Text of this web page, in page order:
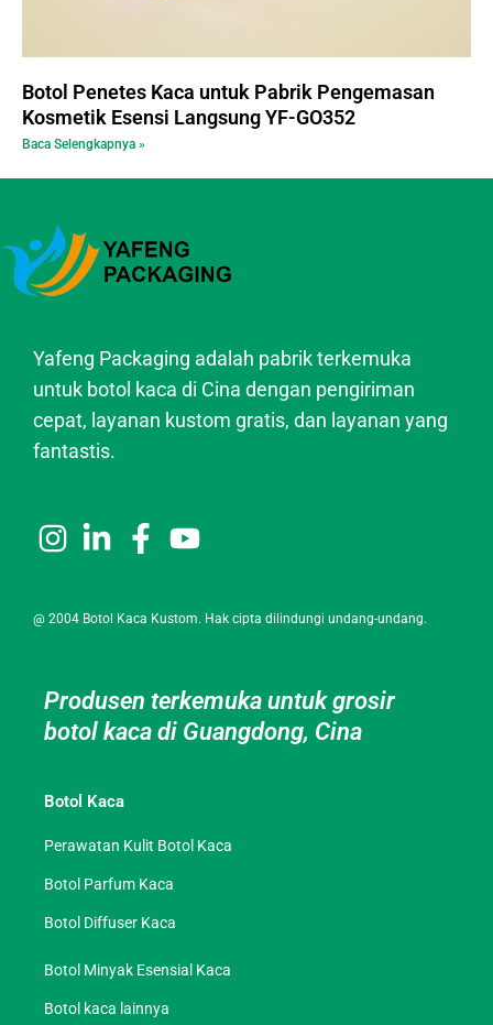
Botol Penetes Kaca untuk Pabrik Pengemasan
Kosmetik Esensi Langsung YF-GO352
Baca Selengkapnya »
Yafeng Packaging adalah pabrik terkemuka
untuk botol kaca di Cina dengan pengiriman
cepat, layanan kustom gratis, dan layanan yang
fantastis.
@ 2004 Botol Kaca Kustom. Hak cipta dilindungi undang-undang.
Produsen terkemuka untuk grosir
botol kaca di Guangdong, Cina
Botol Kaca
Perawatan Kulit Botol Kaca
Botol Parfum Kaca
Botol Diffuser Kaca
Botol Minyak Esensial Kaca
Botol kaca lainnya